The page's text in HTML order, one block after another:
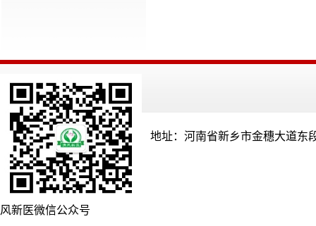
地址：河南省新乡市金穗大道东
风新医微信公众号